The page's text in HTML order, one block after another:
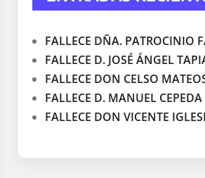
FALLECE DÑA. PATROCINIO
FALLECE D. JOSÉ ÁNGEL
FALLECE DON CELSO
FALLECE D. MANUEL
FALLECE DON VICENTE